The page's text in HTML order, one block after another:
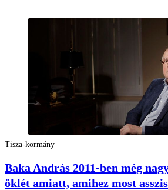
Tisza-kormány
Baka András 2011-ben még
öklét amiatt, amihez most